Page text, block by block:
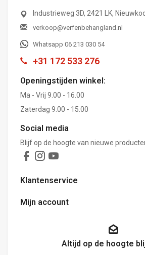
Industrieweg 3D, 2421 LK,
verkoop@verfenbehangland.nl
Whatsapp 06 213 030 54
+31 172 533 276
Openingstijden winkel:
Ma - Vrij 9.00 - 16.00
Zaterdag 9.00 - 15.00
Social media
Blijf op de hoogte van nieuwe
Klantenservice
Mijn account
Altijd op de hoogte